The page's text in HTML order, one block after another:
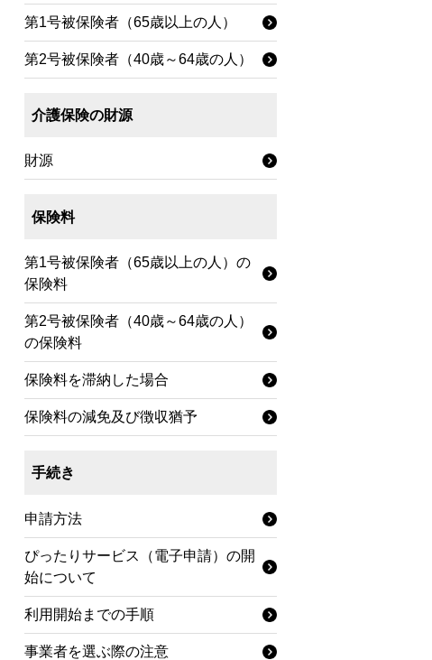
第1号被保険者（65歳以上の人）
第2号被保険者（40歳～64歳の人）
介護保険の財源
財源
保険料
第1号被保険者（65歳以上の人）の
保険料
第2号被保険者（40歳～64歳の人）
の保険料
保険料を滞納した場合
保険料の減免及び徴収猶予
手続き
申請方法
ぴったりサービス（電子申請）の開
始について
利用開始までの手順
事業者を選ぶ際の注意